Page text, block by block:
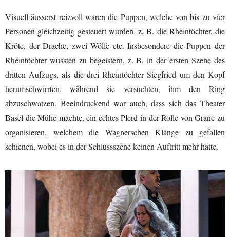
Visuell äusserst reizvoll waren die Puppen, welche von bis zu vier
Personen gleichzeitig gesteuert wurden, z. B. die Rheintöchter, die
Kröte, der Drache, zwei Wölfe etc. Insbesondere die Puppen der
Rheintöchter wussten zu begeistern, z. B. in der ersten Szene des
dritten Aufzugs, als die drei Rheintöchter Siegfried um den Kopf
herumschwirrten, während sie versuchten, ihm den Ring
abzuschwatzen. Beeindruckend war auch, dass sich das Theater
Basel die Mühe machte, ein echtes Pferd in der Rolle von Grane zu
organisieren, welchem die Wagnerschen Klänge zu gefallen
schienen, wobei es in der Schlussszene keinen Auftritt mehr hatte.